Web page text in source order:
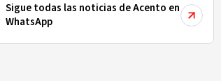
Sigue todas las noticias de Acento en
WhatsApp